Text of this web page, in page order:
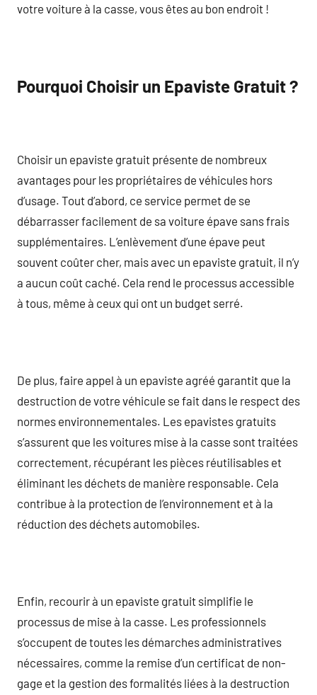
votre voiture à la casse, vous êtes au bon endroit !
Pourquoi Choisir un Epaviste Gratuit ?
Choisir un epaviste gratuit présente de nombreux
avantages pour les propriétaires de véhicules hors
d’usage. Tout d’abord, ce service permet de se
débarrasser facilement de sa voiture épave sans frais
supplémentaires. L’enlèvement d’une épave peut
souvent coûter cher, mais avec un epaviste gratuit, il n’y
a aucun coût caché. Cela rend le processus accessible
à tous, même à ceux qui ont un budget serré.
De plus, faire appel à un epaviste agréé garantit que la
destruction de votre véhicule se fait dans le respect des
normes environnementales. Les epavistes gratuits
s’assurent que les voitures mise à la casse sont traitées
correctement, récupérant les pièces réutilisables et
éliminant les déchets de manière responsable. Cela
contribue à la protection de l’environnement et à la
réduction des déchets automobiles.
Enfin, recourir à un epaviste gratuit simplifie le
processus de mise à la casse. Les professionnels
s’occupent de toutes les démarches administratives
nécessaires, comme la remise d’un certificat de non-
gage et la gestion des formalités liées à la destruction